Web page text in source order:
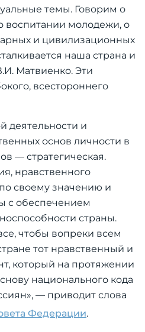
темы. Говорим о
воспитании молодежи, о
и цивилизационных
наша страна и
Матвиенко. Эти
всестороннего
деятельности и
основ личности в
— стратегическая.
нравственного
своему значению и
с обеспечением
страны.
чтобы вопреки всем
тот нравственный и
который на протяжении
национального кода
— приводит слова
Федерации.